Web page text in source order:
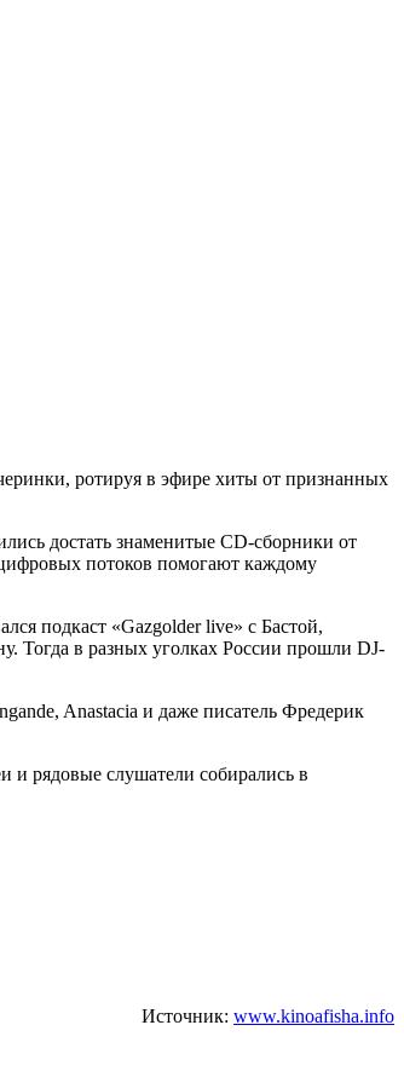
ротируя в эфире хиты от признанных
достать знаменитые CD-сборники от
потоков помогают каждому
подкаст «Gazgolder live» с Бастой,
Тогда в разных уголках России прошли DJ-
Anastacia и даже писатель Фредерик
рядовые слушатели собирались в
Источник: www.kinoafisha.info